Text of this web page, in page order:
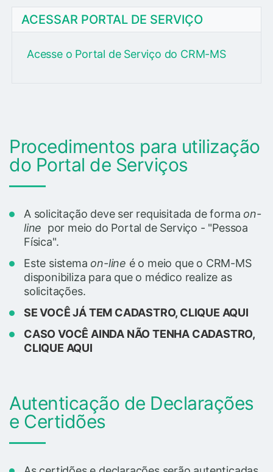
ACESSAR PORTAL DE SERVIÇO
Acesse o Portal de Serviço do CRM-MS
Procedimentos para utilização
do Portal de Serviços
A solicitação deve ser requisitada de forma on-
line por meio do Portal de Serviço - "Pessoa
Física".
Este sistema on-line é o meio que o CRM-MS
disponibiliza para que o médico realize as
solicitações.
SE VOCÊ JÁ TEM CADASTRO, CLIQUE AQUI
CASO VOCÊ AINDA NÃO TENHA CADASTRO,
CLIQUE AQUI
Autenticação de Declarações
e Certidões